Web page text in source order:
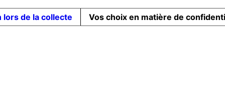
lors de la collecte Vos choix en matière de